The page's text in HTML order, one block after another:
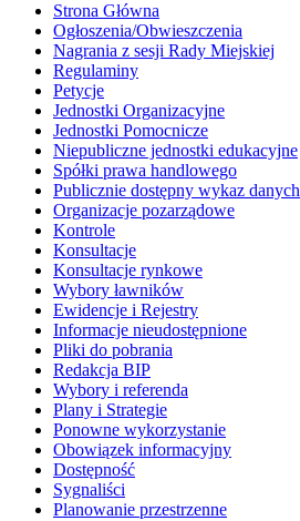
Strona Główna
Ogłoszenia/Obwieszczenia
Nagrania z sesji Rady Miejskiej
Regulaminy
Petycje
Jednostki Organizacyjne
Jednostki Pomocnicze
Niepubliczne jednostki edukacyjne
Spółki prawa handlowego
Publicznie dostępny wykaz danych
Organizacje pozarządowe
Kontrole
Konsultacje
Konsultacje rynkowe
Wybory ławników
Ewidencje i Rejestry
Informacje nieudostępnione
Pliki do pobrania
Redakcja BIP
Wybory i referenda
Plany i Strategie
Ponowne wykorzystanie
Obowiązek informacyjny
Dostępność
Sygnaliści
Planowanie przestrzenne